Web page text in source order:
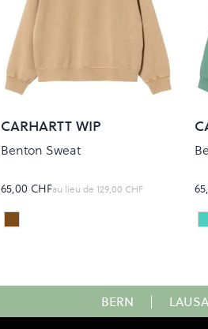
CARHARTT WIP
Benton Sweat
65,00 CHFau lieu de 129,00 CHF
Colour
Peanut
BERN |